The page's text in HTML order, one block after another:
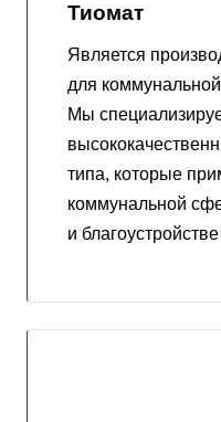
Тиомат
Является
для
Мы
типа, которые
коммунальной
и